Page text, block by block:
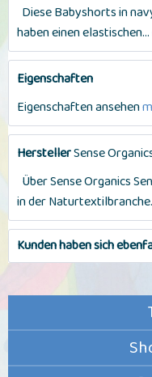
Diese Babyshorts in
haben einen elastischen...
Eigenschaften
Eigenschaften ansehen
HerstellerSense
Über Sense Organics
in der
Kunden haben sich